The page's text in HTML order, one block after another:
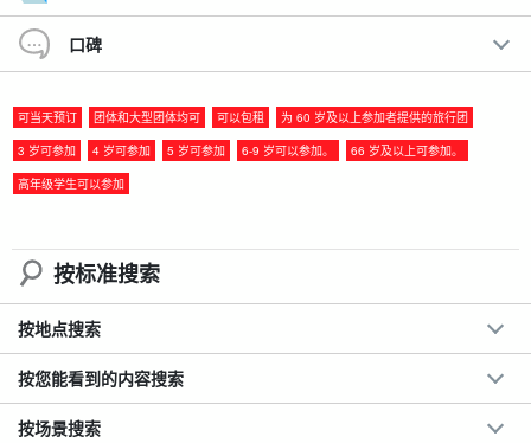
建议。
◆包租一艘船！无论多少人，费用不变，超值尽享
◆只要持有驾照，就可以自由驾驶水上摩托
◆3岁起即可参加！全家人都能乐在其中
◆即使是刚考取驾照的新手，也有工作人员常驻，让您放心
◆香蕉船、滑水板等丰富多样的项目
口碑
可当天预订 团体和大型团体均可 可以包租
为 60 岁及以上参加者提供的旅行团
3 岁可参加
4 岁可参加 5 岁可参加 6-9 岁可以参加。
66 岁及以上可参加。
高年级学生可以参加
按标准搜索
按地点搜索
按您能看到的内容搜索
按场景搜索